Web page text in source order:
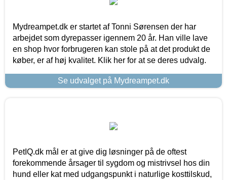
Mydreampet.dk er startet af Tonni Sørensen der har
arbejdet som dyrepasser igennem 20 år. Han ville lave
en shop hvor forbrugeren kan stole på at det produkt de
køber, er af høj kvalitet. Klik her for at se deres udvalg.
Se udvalget på Mydreampet.dk
PetIQ.dk mål er at give dig løsninger på de oftest
forekommende årsager til sygdom og mistrivsel hos din
hund eller kat med udgangspunkt i naturlige kosttilskud,